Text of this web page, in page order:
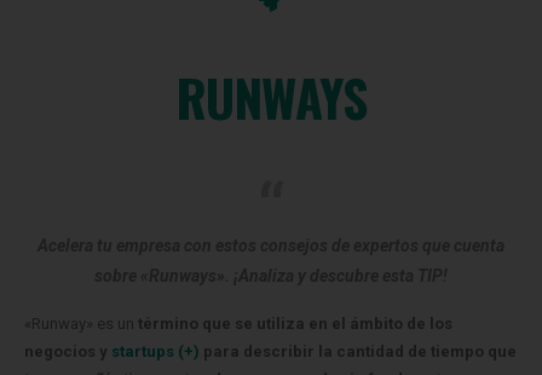
RUNWAYS
«Runway» es un término que se utiliza en el ámbito de los
negocios y startups (+) para describir la cantidad de tiempo que